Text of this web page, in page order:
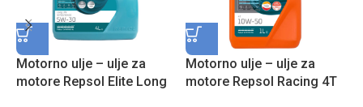
Motorno ulje – ulje za
motore Repsol Elite Long
Motorno ulje – ulje za
motore Repsol Racing 4T